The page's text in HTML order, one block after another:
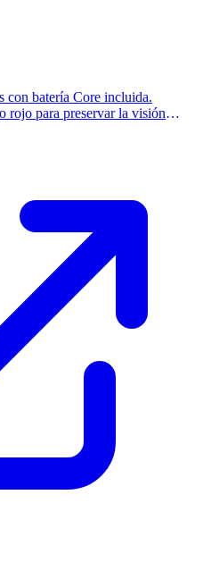
con batería Core incluida.
para preservar la visión